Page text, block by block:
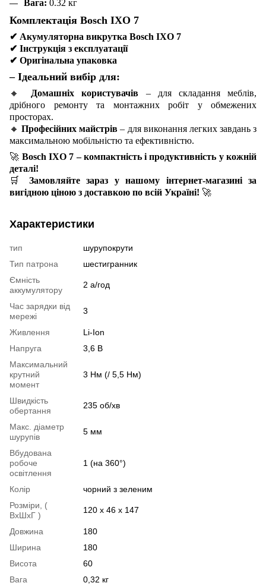
Вага: 0.32 кг
Комплектація Bosch IXO 7
✔ Акумуляторна викрутка Bosch IXO 7
✔ Інструкція з експлуатації
✔ Оригінальна упаковка
– Ідеальний вибір для:
🔸 Домашніх користувачів – для складання меблів,
дрібного ремонту та монтажних робіт у обмежених
просторах.
🔸 Професійних майстрів – для виконання легких завдань з
максимальною мобільністю та ефективністю.
🚀 Bosch IXO 7 – компактність і продуктивність у кожній
деталі!
🛒
Замовляйте зараз у нашому інтернет-магазині за
вигідною ціною з доставкою по всій Україні! 🚀
Характеристики
тип
шурупокрути
Тип патрона
шестигранник
Ємність
аккумулятору
2 а/год
Час зарядки від
мережі
3
Живлення
Li-Ion
Напруга
3,6 В
Максимальний
крутний
момент
3 Нм (/ 5,5 Нм)
Швидкість
обертання
235 об/хв
Макс. діаметр
шурупів
5 мм
Вбудована
робоче
освітлення
1 (на 360°)
Колір
чорний з зеленим
Розміри, (
ВхШхГ )
120 х 46 х 147
Довжина
180
Ширина
180
Висота
60
Вага
0,32 кг